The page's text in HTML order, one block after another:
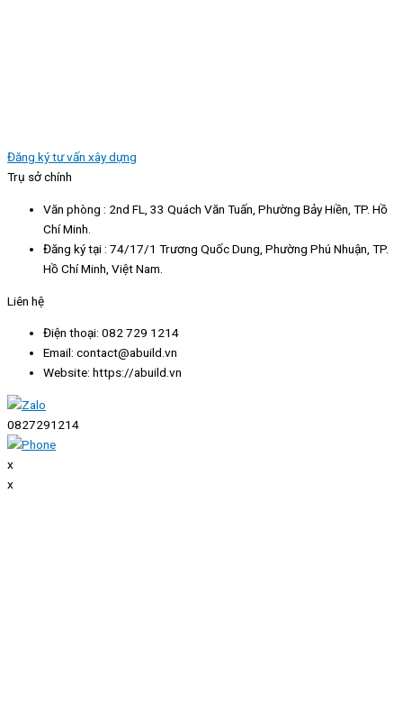
Đăng ký tư vấn xây dựng
Trụ sở chính
Văn phòng : 2nd FL, 33 Quách Văn Tuấn, Phường Bảy Hiền, TP. Hồ
Chí Minh.
Đăng ký tại : 74/17/1 Trương Quốc Dung, Phường Phú Nhuận, TP.
Hồ Chí Minh, Việt Nam.
Liên hệ
Điện thoại: 082 729 1214
Email: contact@abuild.vn
Website: https://abuild.vn
0827291214
x
x